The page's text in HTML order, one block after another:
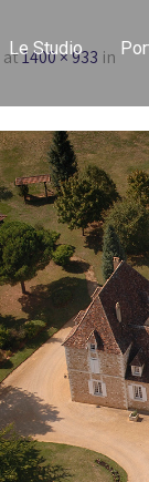
Le Studio
at1400 × 933 in